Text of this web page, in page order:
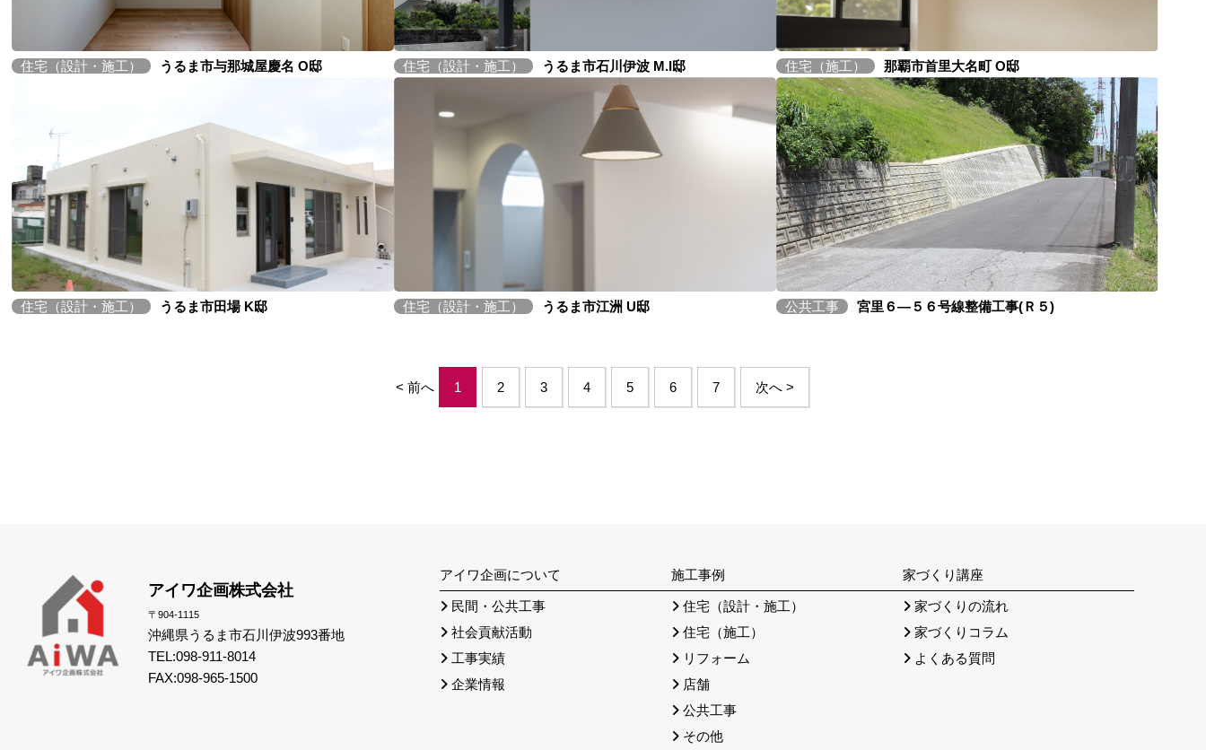
住宅（設計・施工） うるま市与那城屋慶名 O邸 住宅（設計・施工） うるま市石川伊波 M.I邸 住宅（施工） 那覇市首里大名町 O邸
住宅（設計・施工） うるま市田場 K邸 住宅（設計・施工） うるま市江洲 U邸 公共工事 宮里６―５６号線整備工事(Ｒ５)
< 前へ 1 2 3 4 5 6 7 次へ >
アイワ企画株式会社
〒904-1115
沖縄県うるま市石川伊波993番地
TEL:098-911-8014
FAX:098-965-1500
アイワ企画について
民間・公共工事
社会貢献活動
工事実績
企業情報
施工事例
住宅（設計・施工）
住宅（施工）
リフォーム
店舗
公共工事
その他
家づくり講座
家づくりの流れ
家づくりコラム
よくある質問